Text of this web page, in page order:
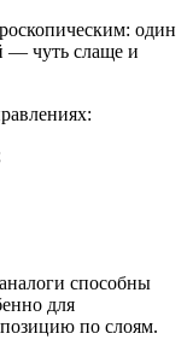
один
— чуть слаще и
способны
для
по слоям.